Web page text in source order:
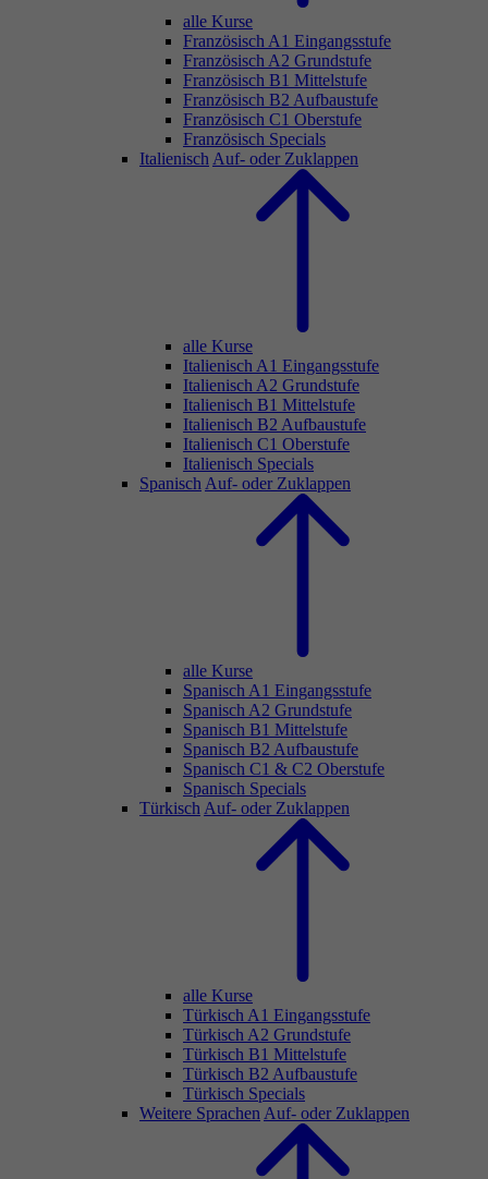
alle Kurse
Französisch A1 Eingangsstufe
Französisch A2 Grundstufe
Französisch B1 Mittelstufe
Französisch B2 Aufbaustufe
Französisch C1 Oberstufe
Französisch Specials
Italienisch Auf- oder Zuklappen
alle Kurse
Italienisch A1 Eingangsstufe
Italienisch A2 Grundstufe
Italienisch B1 Mittelstufe
Italienisch B2 Aufbaustufe
Italienisch C1 Oberstufe
Italienisch Specials
Spanisch Auf- oder Zuklappen
alle Kurse
Spanisch A1 Eingangsstufe
Spanisch A2 Grundstufe
Spanisch B1 Mittelstufe
Spanisch B2 Aufbaustufe
Spanisch C1 & C2 Oberstufe
Spanisch Specials
Türkisch Auf- oder Zuklappen
alle Kurse
Türkisch A1 Eingangsstufe
Türkisch A2 Grundstufe
Türkisch B1 Mittelstufe
Türkisch B2 Aufbaustufe
Türkisch Specials
Weitere Sprachen Auf- oder Zuklappen